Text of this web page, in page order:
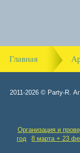
Главная
2011-2026 © Party-R.
Организация и
год
8 марта + 23